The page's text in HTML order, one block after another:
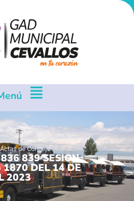
Actas de Concejo
839 SESION
DEL 14 DE
2023